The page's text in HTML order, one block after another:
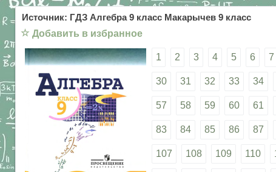
Источник: ГДЗ Алгебра 9 класс Макарычев 9 класс
☆ Добавить в избранное
1 2 3 4 5 6 7
30 31 32 33 34
57 58 59 60 61
83 84 85 86 87
107 108 109 110